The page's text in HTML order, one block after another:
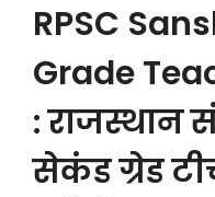
RPSC
Grade
: राजस्थान
सेकंड ग्रेड